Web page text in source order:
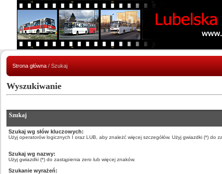
Strona główna / Szukaj
Wyszukiwanie
Szukaj
Szukaj wg słów kluczowych:
Użyj operatorów logicznych I oraz LUB, aby znależć więcej szczegółów. Użyj gwiazdki (*) do
Szukaj wg nazwy:
Użyj gwiazdki (*) do zastąpienia zero lub więcej znaków.
Szukanie wyrażeń: